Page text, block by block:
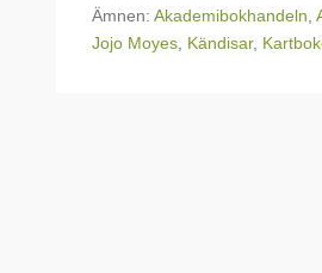
Ämnen: Akademibokhandeln
Jojo Moyes Kändisar,